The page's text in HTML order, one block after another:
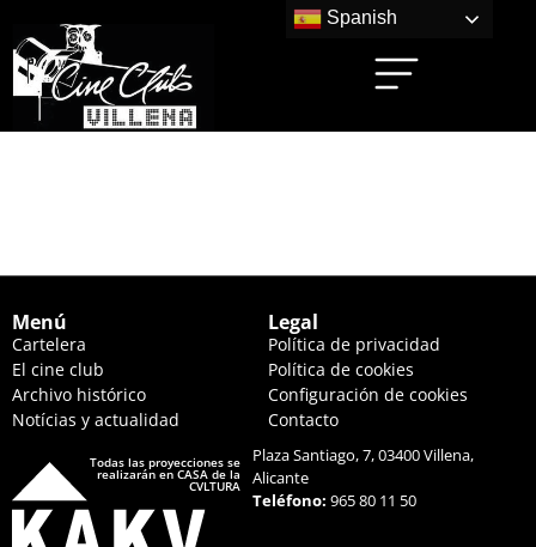
Menú
Cartelera
El cine club
Archivo histórico
Notícias y actualidad
Legal
Política de privacidad
Política de cookies
Configuración de cookies
Contacto
Todas las proyecciones se
realizarán en CASA de la
CVLTURA
Plaza Santiago, 7, 03400 Villena,
Alicante
Teléfono:965 80 11 50
Spanish